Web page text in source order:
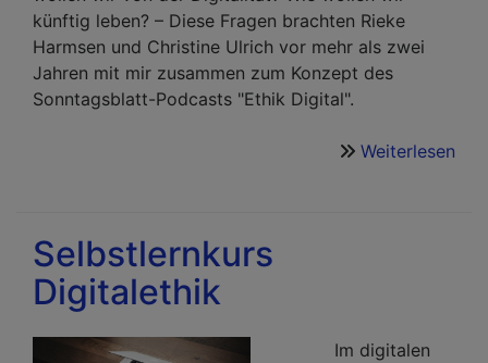
künftig leben? – Diese Fragen brachten Rieke
Harmsen und Christine Ulrich vor mehr als zwei
Jahren mit mir zusammen zum Konzept des
Sonntagsblatt-Podcasts "Ethik Digital".
Weiterlesen
Selbstlernkurs
Digitalethik
Im digitalen